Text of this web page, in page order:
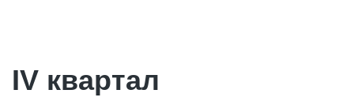
IV квартал